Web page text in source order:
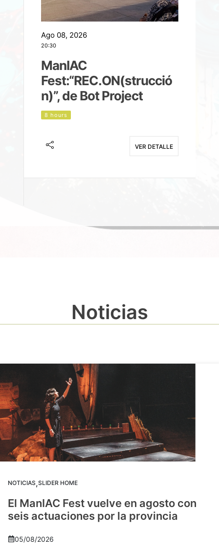
Ago 08, 2026
20:30
ManIAC
Fest:“REC.ON(strucció
n)”, de Bot Project
8 hours
VER DETALLE
Noticias
NOTICIAS,SLIDER HOME
El ManIAC Fest vuelve en agosto con
seis actuaciones por la provincia
05/08/2026